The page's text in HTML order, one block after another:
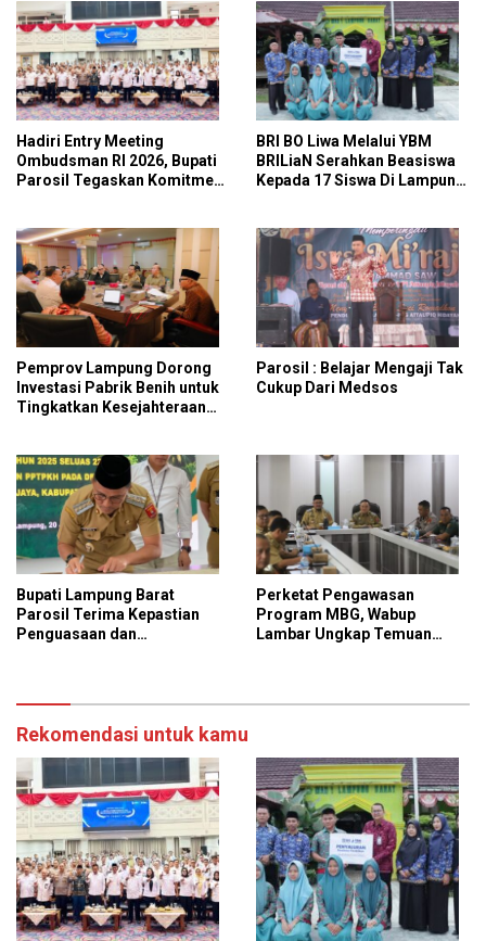
Hadiri Entry Meeting
Ombudsman RI 2026, Bupati
Parosil Tegaskan Komitmen
BRI BO Liwa Melalui YBM
BRILiaN Serahkan Beasiswa
Kepada 17 Siswa Di Lampung
Pemprov Lampung Dorong
Investasi Pabrik Benih untuk
Tingkatkan Kesejahteraan
Parosil : Belajar Mengaji Tak
Cukup Dari Medsos
Bupati Lampung Barat
Parosil Terima Kepastian
Penguasaan dan
Perketat Pengawasan
Program MBG, Wabup
Lambar Ungkap Temuan
Rekomendasi untuk kamu